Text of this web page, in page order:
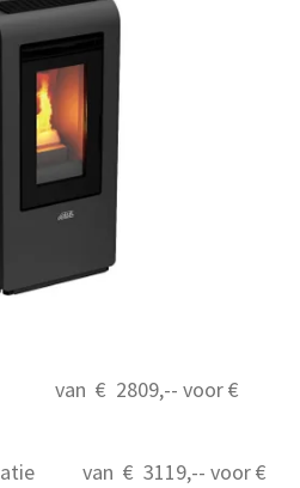
€ 2809,-- voor €
van € 3119,-- voor €